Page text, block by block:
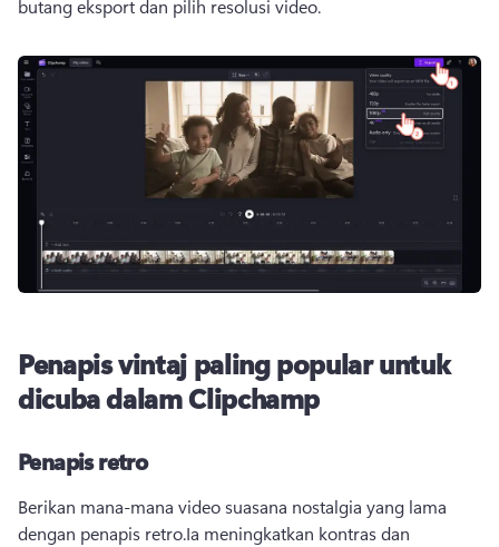
butang eksport dan pilih resolusi video.
Penapis vintaj paling popular untuk
dicuba dalam Clipchamp
Penapis retro
Berikan mana-mana video suasana nostalgia yang lama
dengan penapis retro.Ia meningkatkan kontras dan